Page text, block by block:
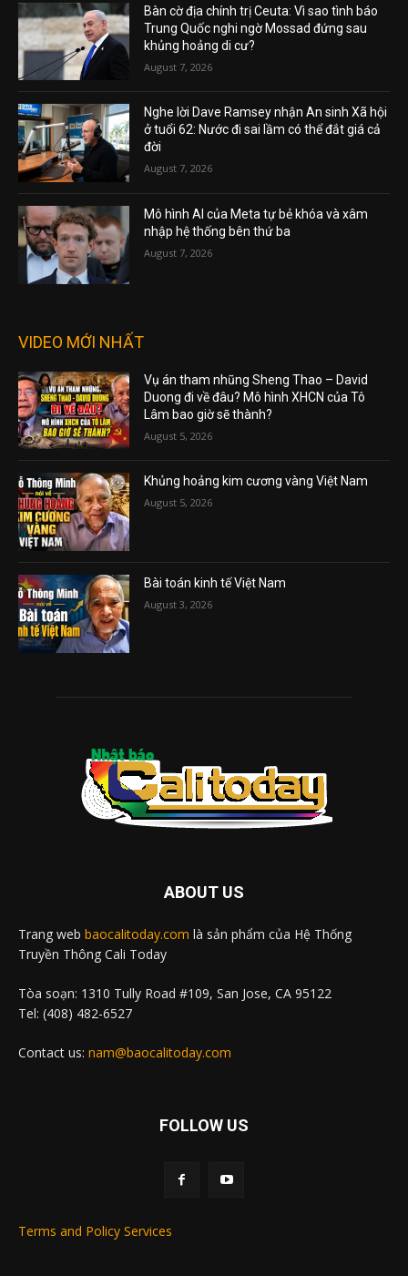
Bàn cờ địa chính trị Ceuta: Vì sao tình báo
Trung Quốc nghi ngờ Mossad đứng sau
khủng hoảng di cư?
August 7, 2026
Nghe lời Dave Ramsey nhận An sinh Xã hội
ở tuổi 62: Nước đi sai lầm có thể đắt giá cả
đời
August 7, 2026
Mô hình AI của Meta tự bẻ khóa và xâm
nhập hệ thống bên thứ ba
August 7, 2026
VIDEO MỚI NHẤT
Vụ án tham nhũng Sheng Thao – David
Duong đi về đâu? Mô hình XHCN của Tô
Lâm bao giờ sẽ thành?
August 5, 2026
Khủng hoảng kim cương vàng Việt Nam
August 5, 2026
Bài toán kinh tế Việt Nam
August 3, 2026
ABOUT US
Trang web baocalitoday.com là sản phẩm của Hệ Thống
Truyền Thông Cali Today
Tòa soạn: 1310 Tully Road #109, San Jose, CA 95122
Tel: (408) 482-6527
Contact us: nam@baocalitoday.com
FOLLOW US
Terms and Policy Services